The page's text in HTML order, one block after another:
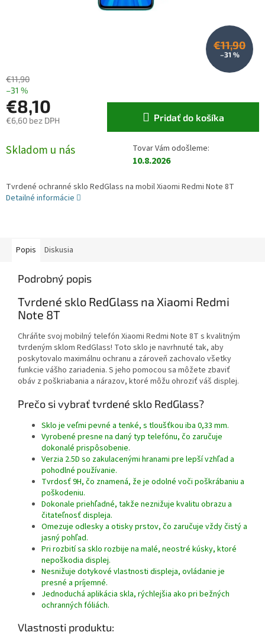
€11,90
–31 %
€11,90
–31 %
€8,10
€6,60 bez DPH
Skladom u nás
10.8.2026
Pridať do košíka
Tvrdené ochranné sklo RedGlass na mobil Xiaomi Redmi Note 8T
Detailné informácie
Popis Diskusia
Podrobný popis
Tvrdené sklo RedGlass na Xiaomi Redmi
Note 8T
Chráňte svoj mobilný telefón Xiaomi Redmi Note 8T s kvalitným
tvrdeným sklom RedGlass! Toto sklo je navrhnuté tak, aby
poskytovalo maximálnu ochranu a zároveň zachovalo všetky
funkcie vášho zariadenia. S jeho pomocou sa môžete zbaviť
obáv z poškriabania a nárazov, ktoré môžu ohroziť váš displej.
Prečo si vybrať tvrdené sklo RedGlass?
Sklo je veľmi pevné a tenké, s tloušťkou iba 0,33 mm.
Vyrobené presne na daný typ telefónu, čo zaručuje
dokonalé prispôsobenie.
Verzia 2.5D so zakulacenými hranami pre lepší vzhľad a
pohodlné používanie.
Tvrdosť 9H, čo znamená, že je odolné voči poškrábaniu a
poškodeniu.
Dokonale priehľadné, takže neznižuje kvalitu obrazu a
čitateľnosť displeja.
Omezuje odlesky a otisky prstov, čo zaručuje vždy čistý a
jasný pohľad.
Pri rozbití sa sklo rozbije na malé, neostré kúsky, ktoré
nepoškodia displej.
Nesnižuje dotykové vlastnosti displeja, ovládanie je
presné a príjemné.
Jednoduchá aplikácia skla, rýchlejšia ako pri bežných
ochranných fóliách.
Vlastnosti produktu: